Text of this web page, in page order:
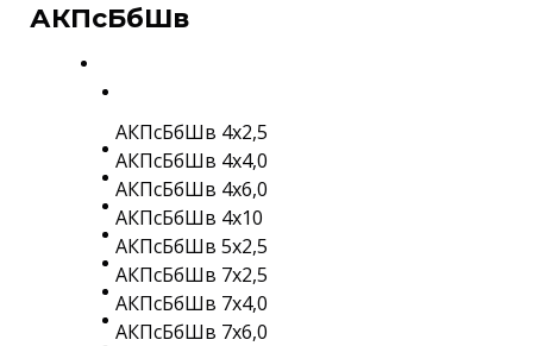
АКПсБбШв
АКПсБбШв 4х2,5
АКПсБбШв 4х4,0
АКПсБбШв 4х6,0
АКПсБбШв 4х10
АКПсБбШв 5х2,5
АКПсБбШв 7х2,5
АКПсБбШв 7х4,0
АКПсБбШв 7х6,0